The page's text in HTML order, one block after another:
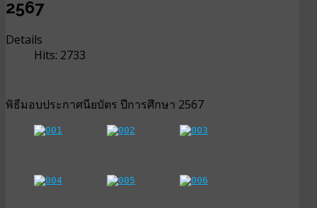
2567
Details
Hits: 2733
พิธีมอบประกาศนียบัตร ปีการศึกษา 2567